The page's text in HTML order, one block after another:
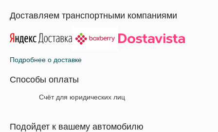
Доставляем транспортными компаниями
Подробнее о доставке
Способы оплаты
Счёт для юридических лиц
Подойдет к вашему автомобилю